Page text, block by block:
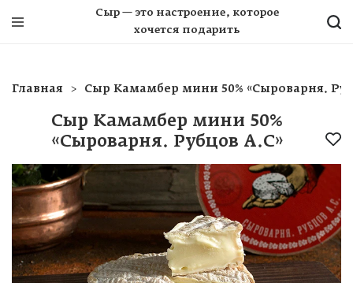
Сыр — это настроение, которое
хочется подарить
Главная Сыр Камамбер мини 50% «Сыроварня.
Сыр Камамбер мини 50%
«Сыроварня. Рубцов А.С»